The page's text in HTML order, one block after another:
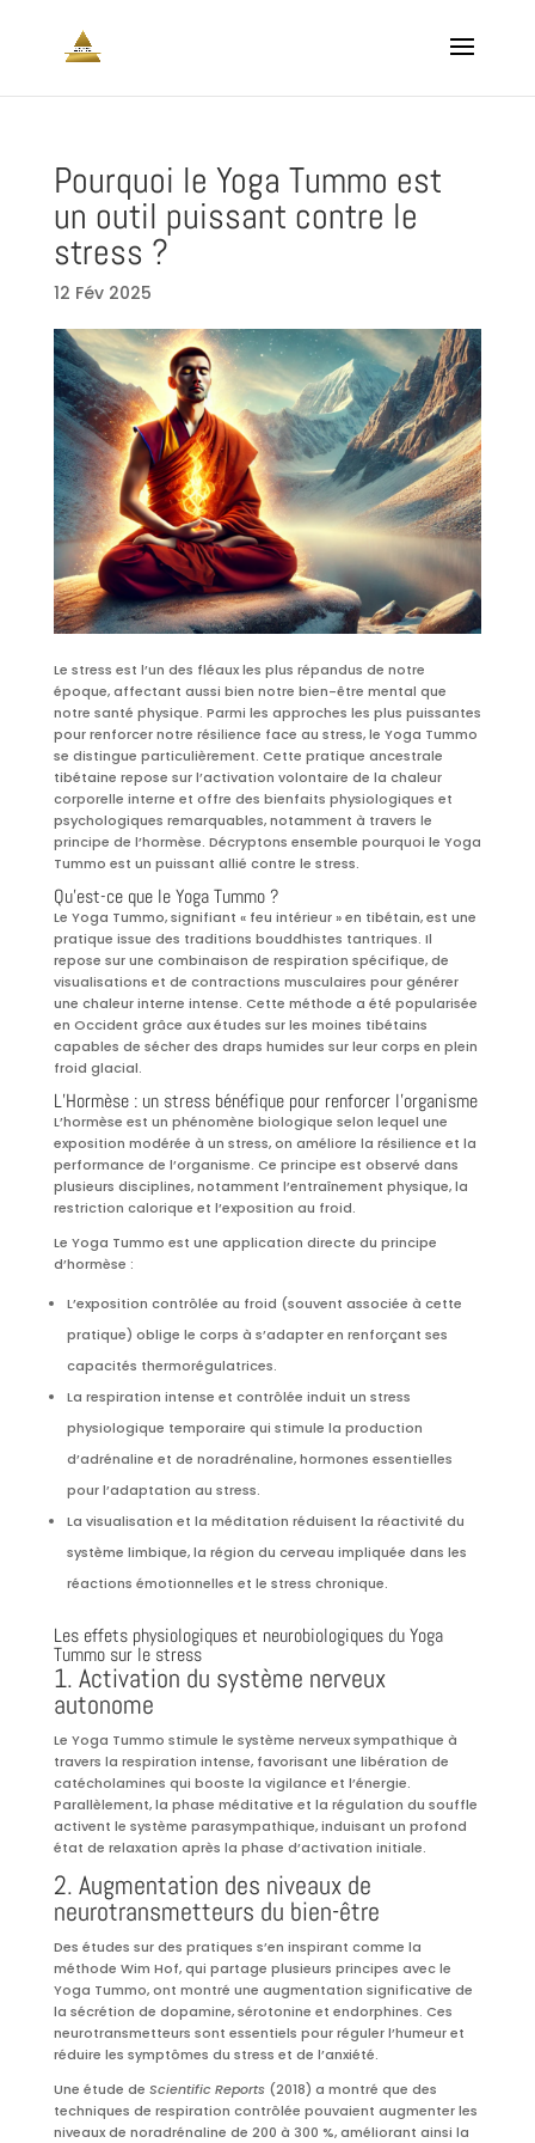
Pourquoi le Yoga Tummo est
un outil puissant contre le
stress ?
12 Fév 2025
Le stress est l’un des fléaux les plus répandus de notre
époque, affectant aussi bien notre bien-être mental que
notre santé physique. Parmi les approches les plus puissantes
pour renforcer notre résilience face au stress, le Yoga Tummo
se distingue particulièrement. Cette pratique ancestrale
tibétaine repose sur l’activation volontaire de la chaleur
corporelle interne et offre des bienfaits physiologiques et
psychologiques remarquables, notamment à travers le
principe de l’hormèse. Décryptons ensemble pourquoi le Yoga
Tummo est un puissant allié contre le stress.
Qu’est-ce que le Yoga Tummo ?
Le Yoga Tummo, signifiant « feu intérieur » en tibétain, est une
pratique issue des traditions bouddhistes tantriques. Il
repose sur une combinaison de respiration spécifique, de
visualisations et de contractions musculaires pour générer
une chaleur interne intense. Cette méthode a été popularisée
en Occident grâce aux études sur les moines tibétains
capables de sécher des draps humides sur leur corps en plein
froid glacial.
L’Hormèse : un stress bénéfique pour renforcer l’organisme
L’hormèse est un phénomène biologique selon lequel une
exposition modérée à un stress, on améliore la résilience et la
performance de l’organisme. Ce principe est observé dans
plusieurs disciplines, notamment l’entraînement physique, la
restriction calorique et l’exposition au froid.
Le Yoga Tummo est une application directe du principe
d’hormèse :
L’exposition contrôlée au froid (souvent associée à cette
pratique) oblige le corps à s’adapter en renforçant ses
capacités thermorégulatrices.
La respiration intense et contrôlée induit un stress
physiologique temporaire qui stimule la production
d’adrénaline et de noradrénaline, hormones essentielles
pour l’adaptation au stress.
La visualisation et la méditation réduisent la réactivité du
système limbique, la région du cerveau impliquée dans les
réactions émotionnelles et le stress chronique.
Les effets physiologiques et neurobiologiques du Yoga
Tummo sur le stress
1. Activation du système nerveux
autonome
Le Yoga Tummo stimule le système nerveux sympathique à
travers la respiration intense, favorisant une libération de
catécholamines qui booste la vigilance et l’énergie.
Parallèlement, la phase méditative et la régulation du souffle
activent le système parasympathique, induisant un profond
état de relaxation après la phase d’activation initiale.
2. Augmentation des niveaux de
neurotransmetteurs du bien-être
Des études sur des pratiques s’en inspirant comme la
méthode Wim Hof, qui partage plusieurs principes avec le
Yoga Tummo, ont montré une augmentation significative de
la sécrétion de dopamine, sérotonine et endorphines. Ces
neurotransmetteurs sont essentiels pour réguler l’humeur et
réduire les symptômes du stress et de l’anxiété.
Une étude de Scientific Reports(2018) a montré que des
techniques de respiration contrôlée pouvaient augmenter les
niveaux de noradrénaline de 200 à 300 %, améliorant ainsi la